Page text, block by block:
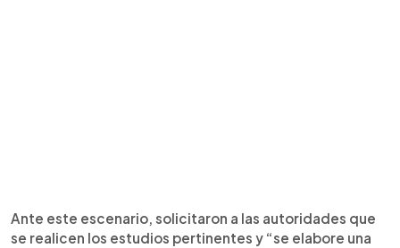
Ante este escenario, solicitaron a las autoridades que
se realicen los estudios pertinentes y “se elabore una